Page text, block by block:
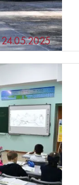
24.05.2025